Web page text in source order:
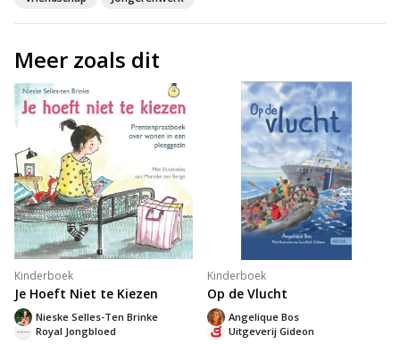
Meer zoals dit
Kinderboek
Je Hoeft Niet te Kiezen
Royal Jongbloed
Nieske Selles-Ten Brinke
Kinderboek
Op de Vlucht
Uitgeverij Gideon
Angelique Bos